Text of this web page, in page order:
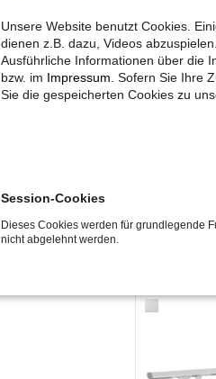
Unsere Website benutzt Cookies.
dienen z.B. dazu, Videos
Ausführliche Informationen über die
bzw. im Impressum . Sofern Sie Ihre
Sie die gespeicherten Cookies zu
Session-Cookies
Dieses Cookies werden für grundlegende
nicht abgelehnt werden.